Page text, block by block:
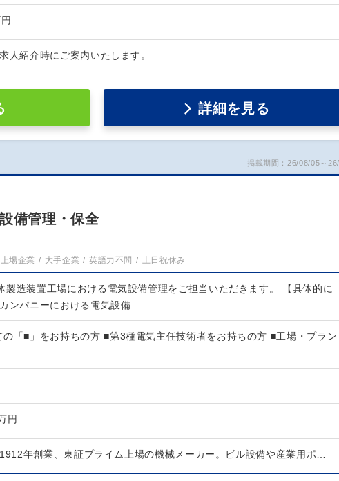
人紹介時にご案内いたします。
詳細を見る
掲載期間：26/08/05～
備管理・保全
上場企業 大手企業 英語力不問 土日祝休み
製造装置工場における電気設備管理をご担当いただきます。 【具体的に
ンパニーにおける電気設備…
「■」をお持ちの方 ■第3種電気主任技術者をお持ちの方 ■工場・プラン
円
1912年創業、東証プライム上場の機械メーカー。ビル設備や産業用ポ…